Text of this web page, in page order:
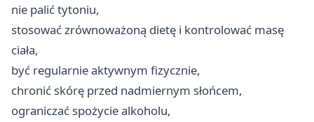
nie palić tytoniu,
stosować zrównoważoną dietę i kontrolować masę
ciała,
być regularnie aktywnym fizycznie,
chronić skórę przed nadmiernym słońcem,
ograniczać spożycie alkoholu,